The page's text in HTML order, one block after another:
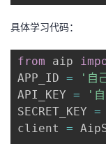
藏
具体学习代码：
from aip
APP_ID =
'自
API_KEY =
'
SECRET_KEY =
client =